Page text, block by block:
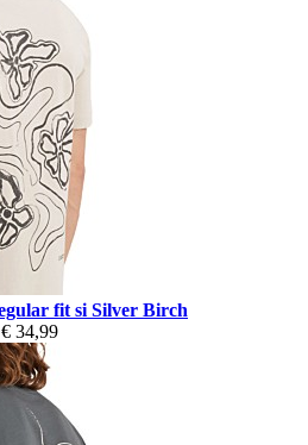
fit si Silver Birch
€ 34,99